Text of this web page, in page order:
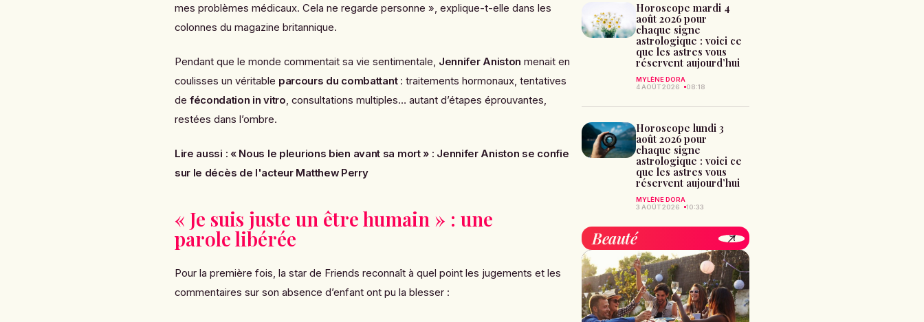
mes problèmes médicaux. Cela ne regarde personne », explique-t-elle dans les
colonnes du magazine britannique.
Pendant que le monde commentait sa vie sentimentale, Jennifer Aniston menait en
coulisses un véritable parcours du combattant: traitements hormonaux, tentatives
de fécondation in vitro, consultations multiples… autant d’étapes éprouvantes,
restées dans l’ombre.
Lire aussi : « Nous le pleurions bien avant sa mort » : Jennifer Aniston se confie
sur le décès de l'acteur Matthew Perry
« Je suis juste un être humain » : une
parole libérée
Pour la première fois, la star de Friends reconnaît à quel point les jugements et les
commentaires sur son absence d’enfant ont pu la blesser :
Horoscope mardi 4
août 2026 pour
chaque signe
astrologique : voici ce
que les astres vous
réservent aujourd’hui
MYLÈNE DORA
4 AOÛT 2026
08:18
Horoscope lundi 3
août 2026 pour
chaque signe
astrologique : voici ce
que les astres vous
réservent aujourd’hui
MYLÈNE DORA
3 AOÛT 2026
10:33
Beauté